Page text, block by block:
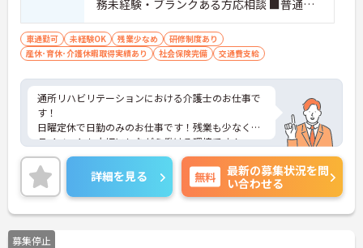
務未経験・ブランクある方応相談 ■普通自
動車運転免許（AT限定可）
車通勤可 未経験OK 残業少なめ
研修制度あり
産休･育休･介護休暇取得実績あり
社会保険完備 交通費支給
通所リハビリテーションにおける介護士のお仕事で
す！
日曜定休で日勤のみのお仕事です！残業も少なくプ
ライベートも大切にしながら働ける環境です！
ご興味ある方には、面接のポイントなど、さらに詳
細をお話致しますのでお気軽にご相談ください。
詳細を見る 無料
最新の募集状況を問
い合わせる
募集停止